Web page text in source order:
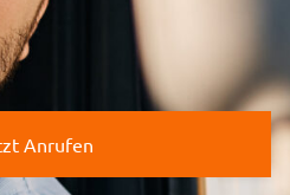
Anrufen